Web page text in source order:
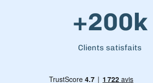
+200k
Clients satisfaits